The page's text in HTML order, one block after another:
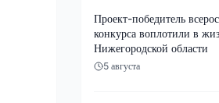
Проект-победитель
конкурса воплотили в
Нижегородской области
5 августа